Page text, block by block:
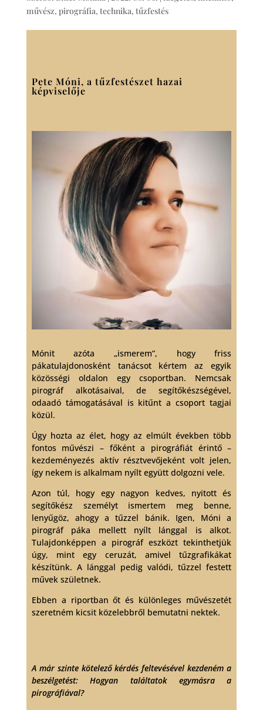
művész, pirográfia, technika, tűzfestés
Pete Móni, a tűzfestészet hazai
képviselője
Mónit azóta „ismerem”, hogy friss
pákatulajdonosként tanácsot kértem az egyik
közösségi oldalon egy csoportban. Nemcsak
pirográf alkotásaival, de segítőkészségével,
odaadó támogatásával is kitűnt a csoport tagjai
közül.
Úgy hozta az élet, hogy az elmúlt években több
fontos művészi – főként a pirográfiát érintő –
kezdeményezés aktív résztvevőjeként volt jelen,
így nekem is alkalmam nyílt együtt dolgozni vele.
Azon túl, hogy egy nagyon kedves, nyitott és
segítőkész személyt ismertem meg benne,
lenyűgöz, ahogy a tűzzel bánik. Igen, Móni a
pirográf páka mellett nyílt lánggal is alkot.
Tulajdonképpen a pirográf eszközt tekinthetjük
úgy, mint egy ceruzát, amivel tűzgrafikákat
készítünk. A lánggal pedig valódi, tűzzel festett
művek születnek.
Ebben a riportban őt és különleges művészetét
szeretném kicsit közelebbről bemutatni nektek.
A már szinte kötelező kérdés feltevésével kezdeném a
beszélgetést: Hogyan találtatok egymásra a
pirográfiával?